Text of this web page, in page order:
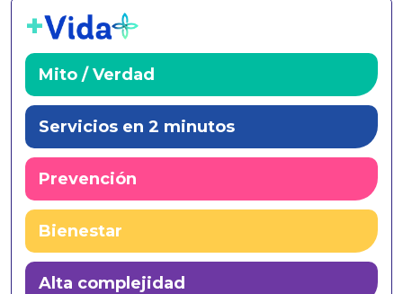
+
Mito / Verdad
Servicios en 2 minutos
Prevención
Bienestar
Alta complejidad